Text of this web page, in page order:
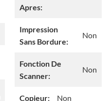
Apres:
Impression
Sans Bordure:
Non
Fonction De
Scanner:
Non
Copieur: Non